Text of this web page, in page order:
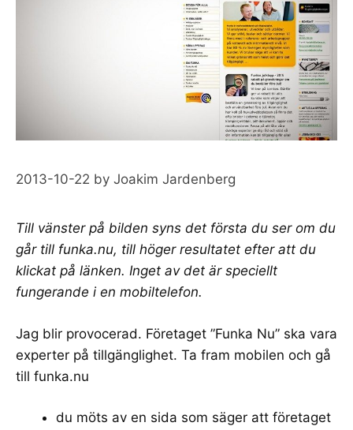
2013-10-22 by Joakim Jardenberg
Till vänster på bilden syns det första du ser om du
går till funka.nu, till höger resultatet efter att du
klickat på länken. Inget av det är speciellt
fungerande i en mobiltelefon.
Jag blir provocerad. Företaget ”Funka Nu” ska vara
experter på tillgänglighet. Ta fram mobilen och gå
till funka.nu
du möts av en sida som säger att företaget